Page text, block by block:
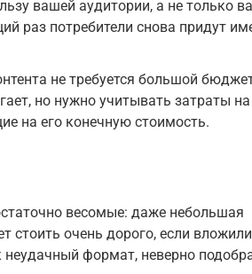
вашей аудитории, а не только
раз потребители снова придут
не требуется большой
но нужно учитывать затраты на
на его конечную стоимость.
весомые: даже небольшая
стоить очень дорого, если
формат, неверно